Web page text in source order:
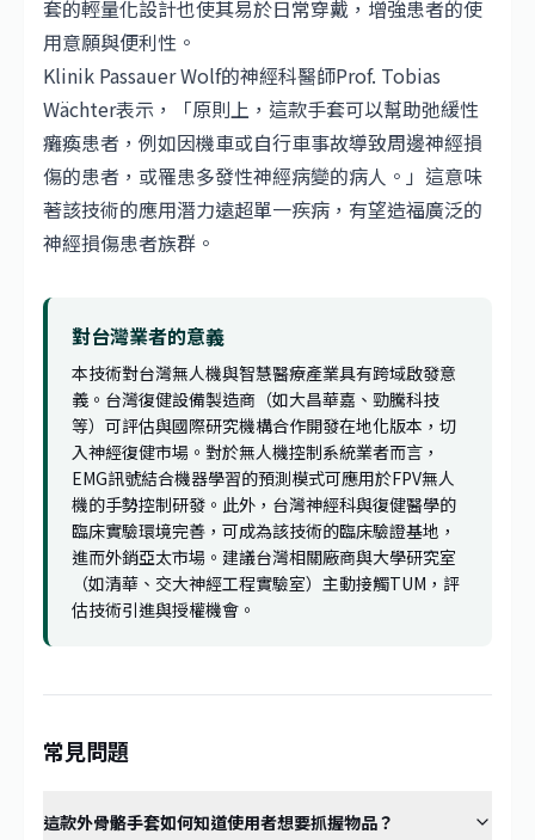
套的輕量化設計也使其易於日常穿戴，增強患者的使
用意願與便利性。
Klinik Passauer Wolf的神經科醫師Prof. Tobias
Wächter表示，「原則上，這款手套可以幫助弛緩性
癱瘓患者，例如因機車或自行車事故導致周邊神經損
傷的患者，或罹患多發性神經病變的病人。」這意味
著該技術的應用潛力遠超單一疾病，有望造福廣泛的
神經損傷患者族群。
對台灣業者的意義
本技術對台灣無人機與智慧醫療產業具有跨域啟發意
義。台灣復健設備製造商（如大昌華嘉、勁騰科技
等）可評估與國際研究機構合作開發在地化版本，切
入神經復健市場。對於無人機控制系統業者而言，
EMG訊號結合機器學習的預測模式可應用於FPV無人
機的手勢控制研發。此外，台灣神經科與復健醫學的
臨床實驗環境完善，可成為該技術的臨床驗證基地，
進而外銷亞太市場。建議台灣相關廠商與大學研究室
（如清華、交大神經工程實驗室）主動接觸TUM，評
估技術引進與授權機會。
常見問題
這款外骨骼手套如何知道使用者想要抓握物品？